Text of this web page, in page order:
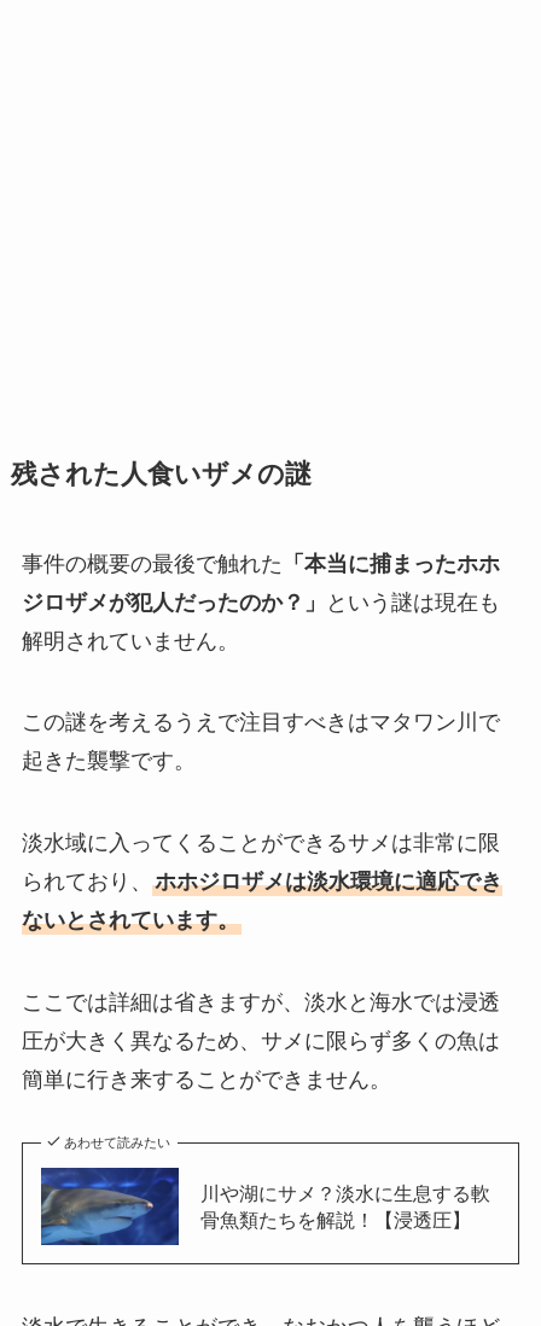
残された人食いザメの謎
事件の概要の最後で触れた 「本当に捕まったホホ
ジロザメが犯人だったのか？」
という謎は現在も
解明されていません。
この謎を考えるうえで注目すべきはマタワン川で
起きた襲撃です。
淡水域に入ってくることができるサメは非常に限
られており、 ホホジロザメは淡水環境に適応でき
ないとされています。
ここでは詳細は省きますが、淡水と海水では浸透
圧が大きく異なるため、サメに限らず多くの魚は
簡単に行き来することができません。
あわせて読みたい
川や湖にサメ？淡水に生息する軟
骨魚類たちを解説！【浸透圧】